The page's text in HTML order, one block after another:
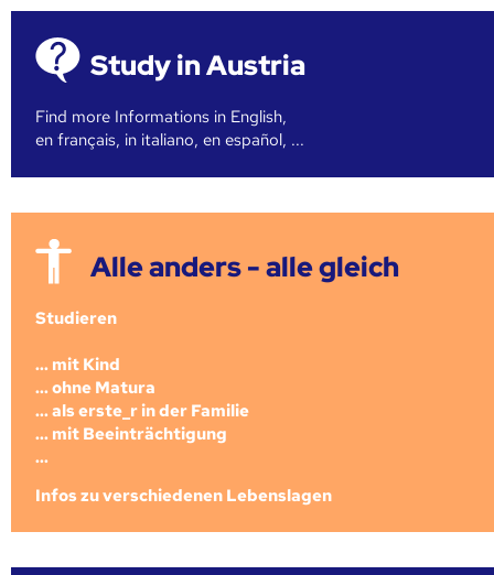
Study in Austria
Find more Informations in English,
en français, in italiano, en español, ...
Alle anders - alle gleich
Studieren
... mit Kind
... ohne Matura
... als erste_r in der Familie
... mit Beeinträchtigung
...
Infos zu verschiedenen Lebenslagen